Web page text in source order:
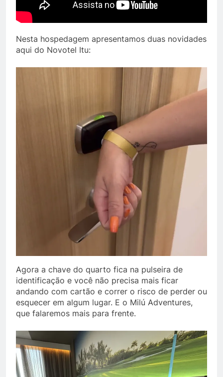
Nesta hospedagem apresentamos duas novidades
aqui do Novotel Itu:
Agora a chave do quarto fica na pulseira de
identificação e você não precisa mais ficar
andando com cartão e correr o risco de perder ou
esquecer em algum lugar. E o Milú Adventures,
que falaremos mais para frente.